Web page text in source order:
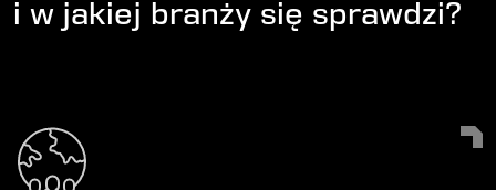
i w jakiej branży się sprawdzi?